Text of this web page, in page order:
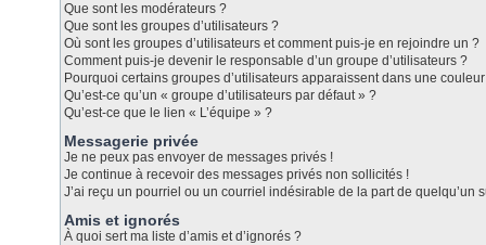
Que sont les modérateurs ?
Que sont les groupes d’utilisateurs ?
Où sont les groupes d’utilisateurs et comment puis-je en rejoindre un ?
Comment puis-je devenir le responsable d’un groupe d’utilisateurs ?
Pourquoi certains groupes d’utilisateurs apparaissent dans une
Qu’est-ce qu’un « groupe d’utilisateurs par défaut » ?
Qu’est-ce que le lien « L’équipe » ?
Messagerie privée
Je ne peux pas envoyer de messages privés !
Je continue à recevoir des messages privés non sollicités !
J’ai reçu un pourriel ou un courriel indésirable de la part de quelqu’un
Amis et ignorés
À quoi sert ma liste d’amis et d’ignorés ?